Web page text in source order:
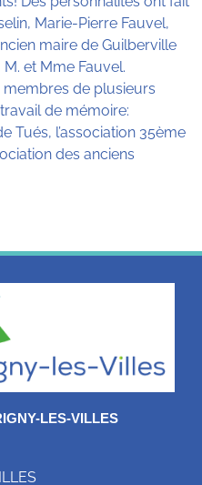
Marie-Pierre Fauvel,
maire de Guilberville
et Mme Fauvel.
membres de plusieurs
de mémoire:
Tués, l’association 35ème
des anciens
LES-VILLES